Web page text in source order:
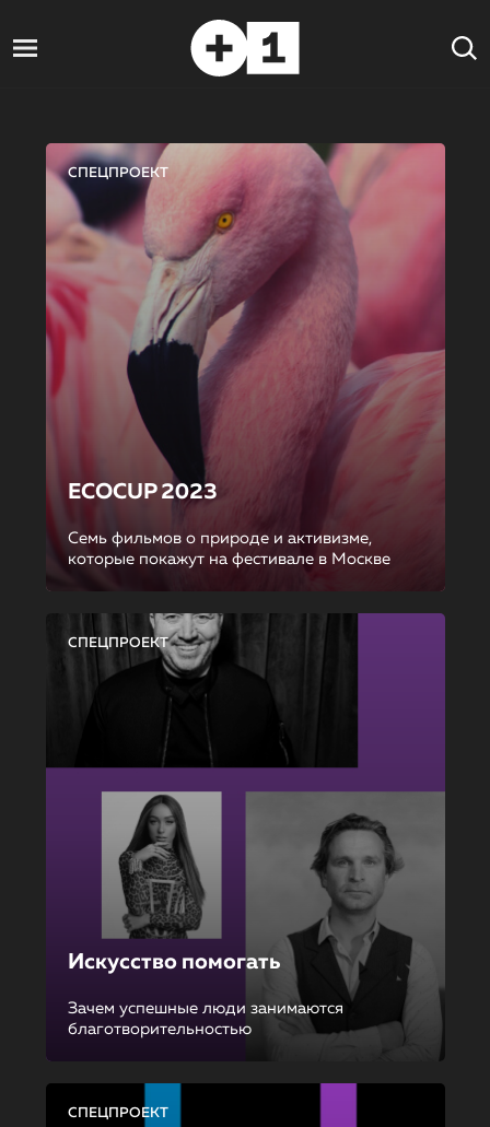
СПЕЦПРОЕКТ
ECOCUP 2023
Семь фильмов о природе и активизме,
которые покажут на фестивале в Москве
СПЕЦПРОЕКТ
Искусство помогать
Зачем успешные люди занимаются
благотворительностью
СПЕЦПРОЕКТ